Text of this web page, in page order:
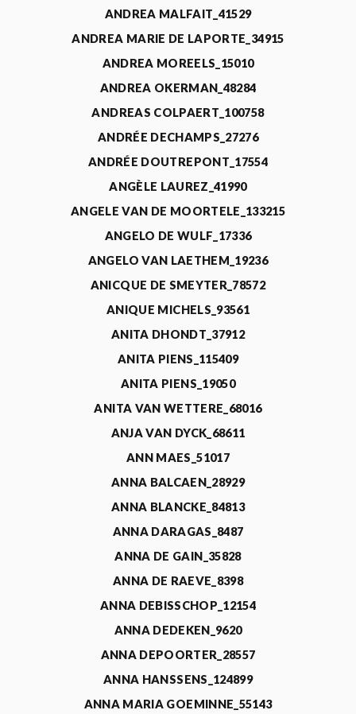
ANDREA MALFAIT_41529
ANDREA MARIE DE LAPORTE_34915
ANDREA MOREELS_15010
ANDREA OKERMAN_48284
ANDREAS COLPAERT_100758
ANDRÉE DECHAMPS_27276
ANDRÉE DOUTREPONT_17554
ANGÈLE LAUREZ_41990
ANGELE VAN DE MOORTELE_133215
ANGELO DE WULF_17336
ANGELO VAN LAETHEM_19236
ANICQUE DE SMEYTER_78572
ANIQUE MICHELS_93561
ANITA DHONDT_37912
ANITA PIENS_115409
ANITA PIENS_19050
ANITA VAN WETTERE_68016
ANJA VAN DYCK_68611
ANN MAES_51017
ANNA BALCAEN_28929
ANNA BLANCKE_84813
ANNA DARAGAS_8487
ANNA DE GAIN_35828
ANNA DE RAEVE_8398
ANNA DEBISSCHOP_12154
ANNA DEDEKEN_9620
ANNA DEPOORTER_28557
ANNA HANSSENS_124899
ANNA MARIA GOEMINNE_55143